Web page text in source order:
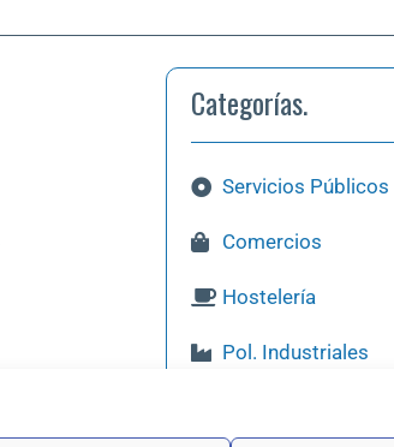
Categorías.
Servicios Públicos
Comercios
Hostelería
Pol. Industriales